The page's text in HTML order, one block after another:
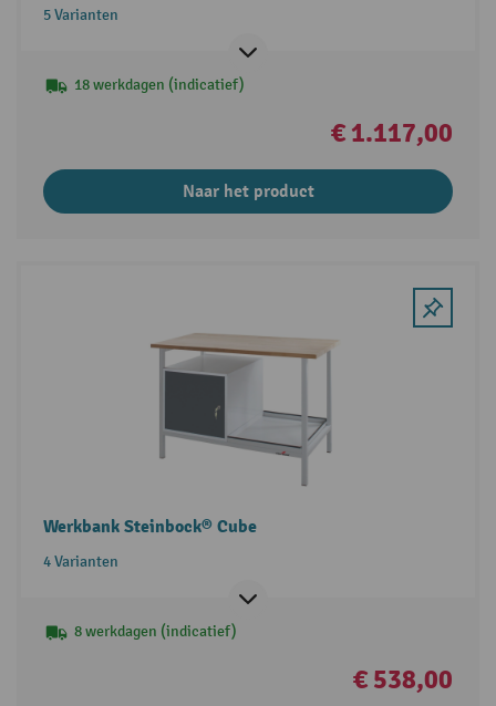
5 Varianten
18 werkdagen (indicatief)
€ 1.117,00
Naar het product
Werkbank Steinbock® Cube
4 Varianten
8 werkdagen (indicatief)
€ 538,00